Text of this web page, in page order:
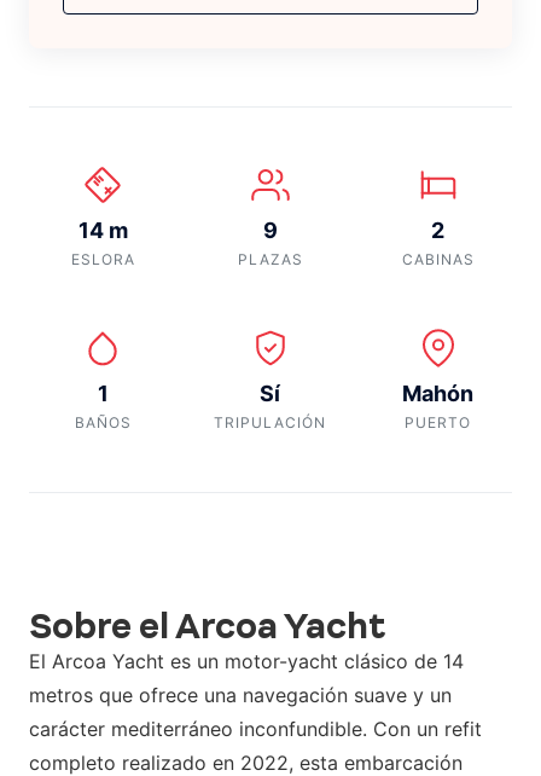
14 m
ESLORA
9
PLAZAS
2
CABINAS
1
BAÑOS
Sí
TRIPULACIÓN
Mahón
PUERTO
Sobre el Arcoa Yacht
El Arcoa Yacht es un motor-yacht clásico de 14
metros que ofrece una navegación suave y un
carácter mediterráneo inconfundible. Con un refit
completo realizado en 2022, esta embarcación